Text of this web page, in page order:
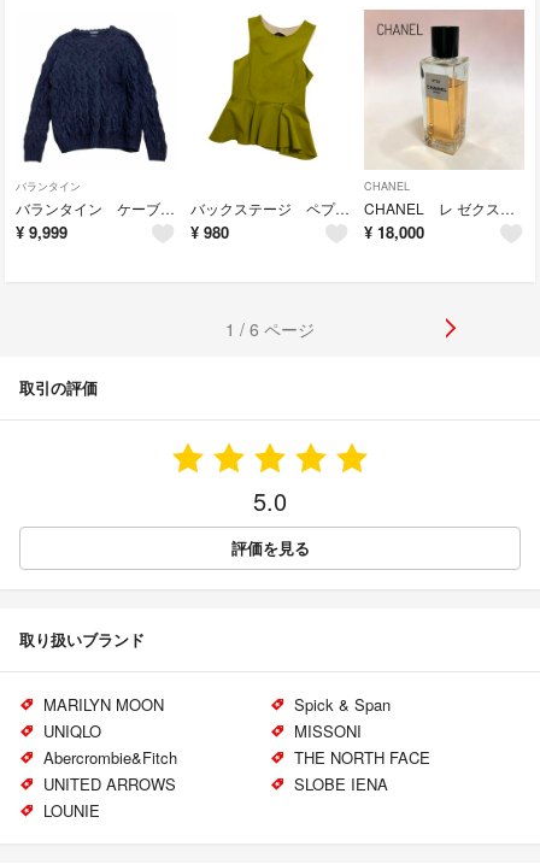
バランタイン
バランタイン ケーブルニットセーター ネイビー レディース L相当 シルク混伊製
¥ 9,999
バックステージ ペプラムトップス XS グリーン系 レディース 夏 ノースリーブ
¥ 980
CHANEL
CHANEL レ ゼクスクルジフ ドゥ シャネル N°22 オードゥ パルファム ロット番号8601
¥ 18,000
1 / 6 ページ
取引の評価
5.0
評価を見る
取り扱いブランド
MARILYN MOON
Spick & Span
UNIQLO
MISSONI
Abercrombie&Fitch
THE NORTH FACE
UNITED ARROWS
SLOBE IENA
LOUNIE